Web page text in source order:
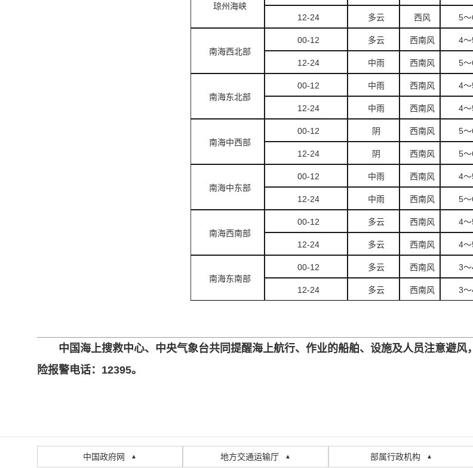
琼州海峡
12-24 多云 西风 5～
南海西北部
00-12 多云 西南风 4
12-24 中雨 西南风 5～
南海东北部
00-12 中雨 西南风 4
12-24 中雨 西南风 4
南海中西部
00-12 阴 西南风 5～
12-24 阴 西南风 5～
南海中东部
00-12 中雨 西南风 4
12-24 中雨 西南风 5～
南海西南部
00-12 多云 西南风 4
12-24 多云 西南风 4
南海东南部
00-12 多云 西南风 3
12-24 多云 西南风 3
中国海上搜救中心、中央气象台共同提醒海上航行、作业的船舶、设施及人员注意避风
险报警电话：12395。
中国政府网 ▲ 地方交通运输厅 ▲ 部属行政机构 ▲